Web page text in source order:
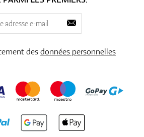
desdonnées personnelles